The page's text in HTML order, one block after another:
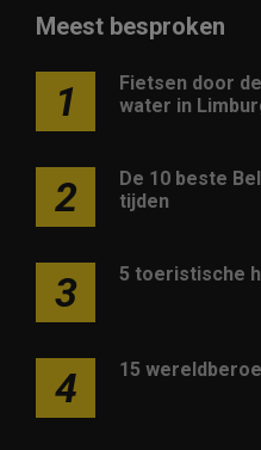
Meest besproken
1
Fietsen door
water in
2
De 10 beste
tijden
3 5 toeristische
4 15